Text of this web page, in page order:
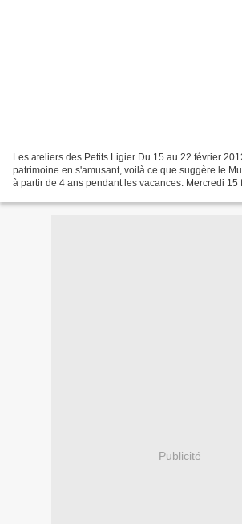
Les ateliers des Petits Ligier Du 15 au 22 février
patrimoine en s'amusant, voilà ce que suggère le
à partir de 4 ans pendant les vacances. Mercredi 15
Publicité